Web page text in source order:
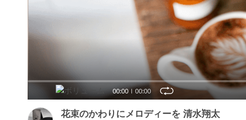
00:00 00:00
花束のかわりにメロディーを 清水翔太